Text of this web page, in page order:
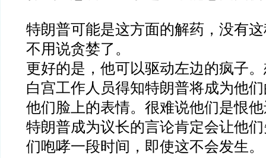
特朗普可能是这方面的解药，没有
不用说贪婪了。
更好的是，他可以驱动左边的疯子
白宫工作人员得知特朗普将成为他
他们脸上的表情。很难说他们是恨
特朗普成为议长的言论肯定会让他
们咆哮一段时间，即使这不会发生。